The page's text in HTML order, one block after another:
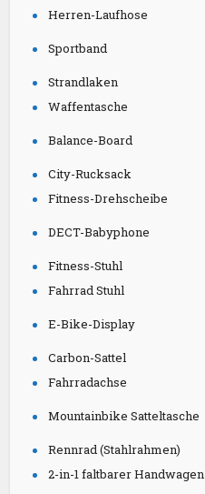
Herren-Laufhose
Sportband
Strandlaken
Waffentasche
Balance-Board
City-Rucksack
Fitness-Drehscheibe
DECT-Babyphone
Fitness-Stuhl
Fahrrad Stuhl
E-Bike-Display
Carbon-Sattel
Fahrradachse
Mountainbike Satteltasche
Rennrad (Stahlrahmen)
2-in-1 faltbarer Handwagen